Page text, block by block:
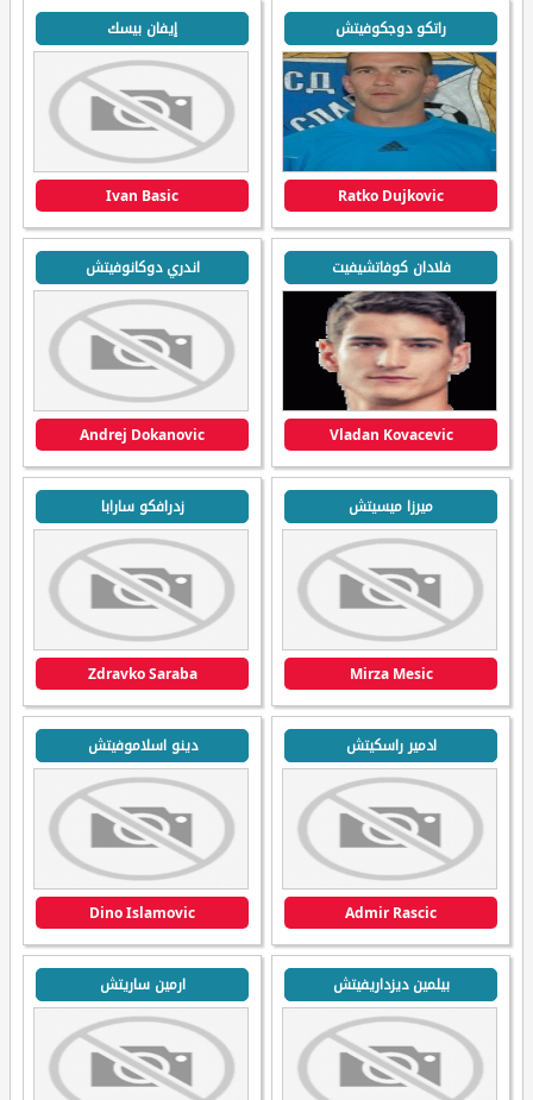
راتكو دوجكوفيتش
Ratko Dujkovic
إيفان بيسك
Ivan Basic
فلادان كوفاتشيفيت
Vladan Kovacevic
اندري دوكانوفيتش
Andrej Dokanovic
ميرزا ميسيتش
Mirza Mesic
زدرافكو سارابا
Zdravko Saraba
ادمير راسكيتش
Admir Rascic
دينو اسلاموفيتش
Dino Islamovic
بيلمين ديزداريفيتش ارمين ساريتش